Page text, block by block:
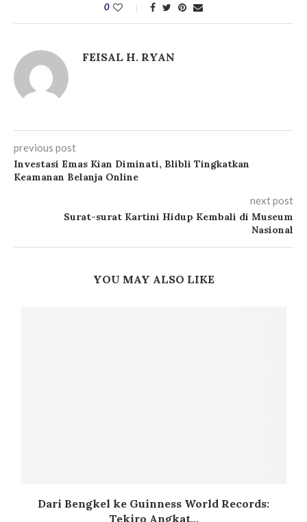
0
FEISAL H. RYAN
previous post
Investasi Emas Kian Diminati, Blibli Tingkatkan
Keamanan Belanja Online
next post
Surat-surat Kartini Hidup Kembali di Museum
Nasional
YOU MAY ALSO LIKE
Dari Bengkel ke Guinness World Records:
Tekiro Angkat...